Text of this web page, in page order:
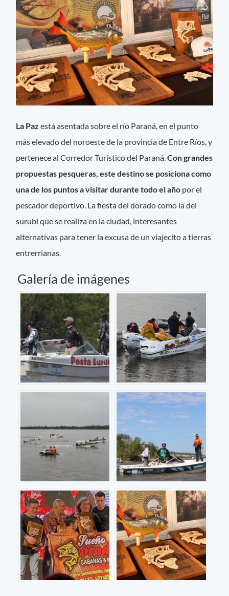
La Pazestá asentada sobre el río Paraná, en el punto
más elevado del noroeste de la provincia de Entre Ríos, y
pertenece al Corredor Turístico del Paraná.Con grandes
propuestas pesqueras, este destino se posiciona como
una de los puntos a visitar durante todo el año por el
pescador deportivo. La fiesta del dorado como la del
surubí que se realiza en la ciudad, interesantes
alternativas para tener la excusa de un viajecito a tierras
entrerrianas.
Galería de imágenes